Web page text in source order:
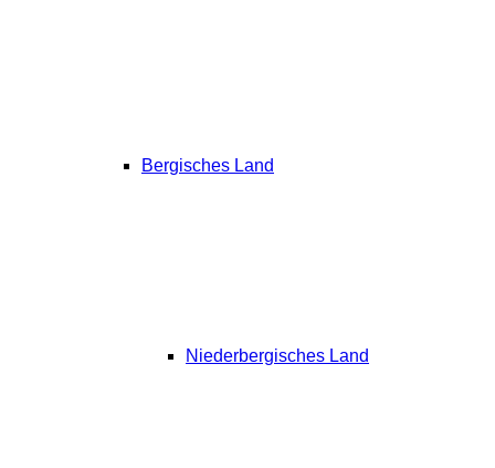
Bergisches Land
Niederbergisches Land